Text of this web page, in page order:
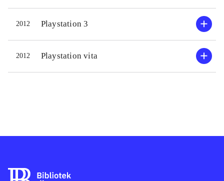
2012 Playstation 3
2012 Playstation vita